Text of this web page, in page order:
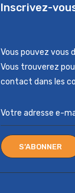
Inscrivez-
Vous pouvez vous
Vous trouverez
contact dans les